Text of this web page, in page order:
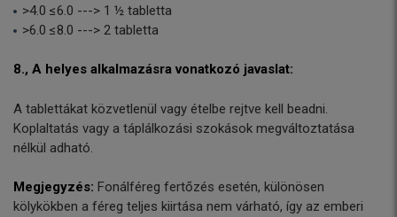
>4.0 ≤6.0 ---> 1 ½ tabletta
>6.0 ≤8.0 ---> 2 tabletta
8., A helyes alkalmazásra vonatkozó javaslat:
A tablettákat közvetlenül vagy ételbe rejtve kell beadni.
Koplaltatás vagy a táplálkozási szokások megváltoztatása
nélkül adható.
Megjegyzés: Fonálféreg fertőzés esetén, különösen
kölykökben a féreg teljes kiirtása nem várható, így az emberi